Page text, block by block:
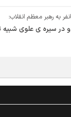
به رهبر معظم انقلاب:
سیره ی علوی شبیه